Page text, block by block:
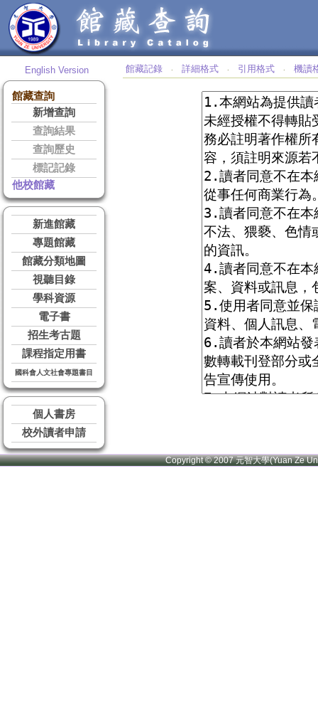
English Version
館藏查詢
新增查詢
查詢結果
查詢歷史
標記記錄
他校館藏
新進館藏
專題館藏
館藏分類地圖
視聽目錄
學科資源
電子書
招生考古題
課程指定用書
國科會人文社會專題書目
個人書房
校外讀者申請
館藏記錄 ‧ 詳細格式 ‧ 引用格式 ‧ 機讀
Copyright © 2007 元智大學(Yuan Ze